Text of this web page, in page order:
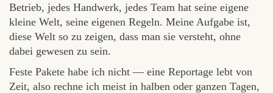
Betrieb, jedes Handwerk, jedes Team hat seine eigene
kleine Welt, seine eigenen Regeln. Meine Aufgabe ist,
diese Welt so zu zeigen, dass man sie versteht, ohne
dabei gewesen zu sein.
Feste Pakete habe ich nicht — eine Reportage lebt von
Zeit, also rechne ich meist in halben oder ganzen Tagen,